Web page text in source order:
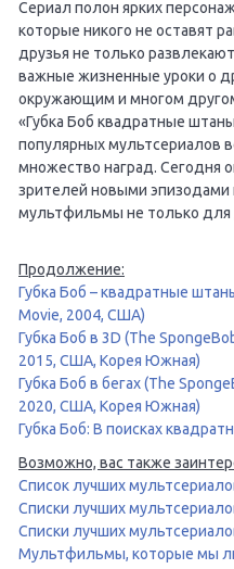
Сериал полон ярких
которые никого не оставят
друзья не только
важные жизненные уроки о
окружающим и многом
«Губка Боб квадратные
популярных мультсериалов
множество наград. Сегодня
зрителей новыми эпизодами
мультфильмы не только для
Продолжение:
Губка Боб – квадратные
Movie, 2004, США)
Губка Боб в 3D (The
2015, США, Корея Южная)
Губка Боб в бегах (The
2020, США, Корея Южная)
Губка Боб: В поисках
Возможно, вас также
Список лучших
Списки лучших
Списки лучших
Мультфильмы, которые мы